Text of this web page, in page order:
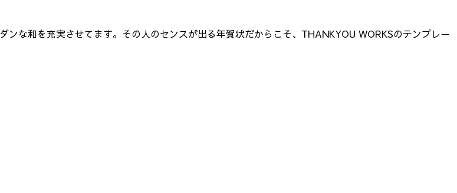
な和を充実させてます。その人のセンスが出る年賀状だからこそ、THANKYOU WORKSのテンプレー